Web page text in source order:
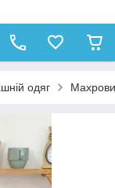
одяг